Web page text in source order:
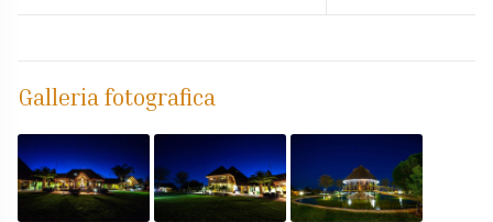
Galleria fotografica